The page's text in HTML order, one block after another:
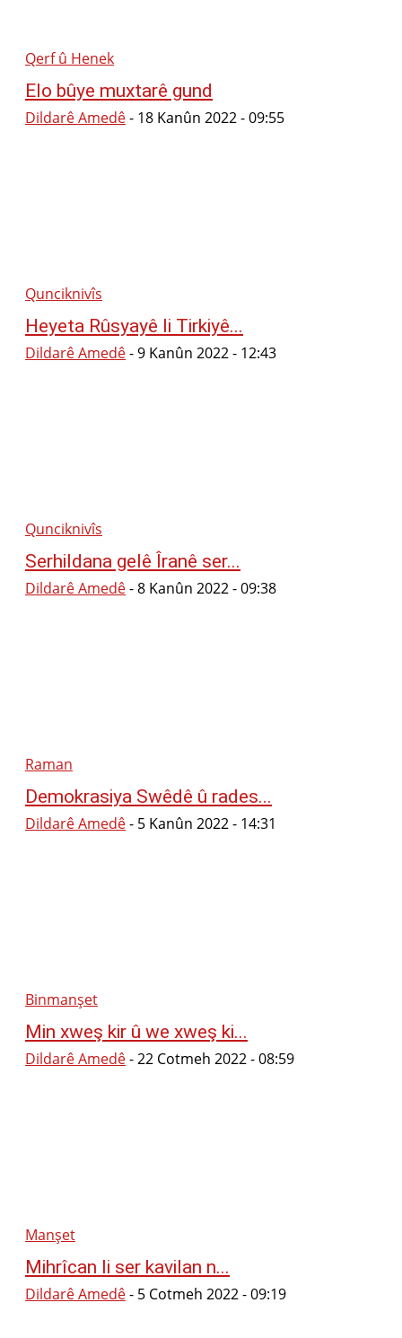
Qerf û Henek
Elo bûye muxtarê gund
Dildarê Amedê- 18 Kanûn 2022 - 09:55
Qunciknivîs
Heyeta Rûsyayê li Tirkiyê...
Dildarê Amedê-9 Kanûn 2022 - 12:43
Qunciknivîs
Serhildana gelê Îranê ser...
Dildarê Amedê-8 Kanûn 2022 - 09:38
Raman
Demokrasiya Swêdê û rades...
Dildarê Amedê- 5 Kanûn 2022 - 14:31
Binmanşet
Min xweş kir û we xweş ki...
Dildarê Amedê-22 Cotmeh 2022 - 08:59
Manşet
Mihrîcan li ser kavilan n...
Dildarê Amedê- 5 Cotmeh 2022 - 09:19